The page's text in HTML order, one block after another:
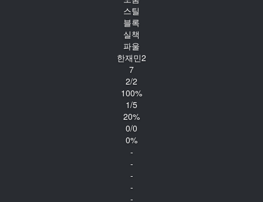
스틸
블록
실책
파울
한재민2
7
2/2
100%
1/5
20%
0/0
0%
-
-
-
-
-